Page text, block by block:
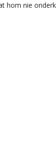
hom nie